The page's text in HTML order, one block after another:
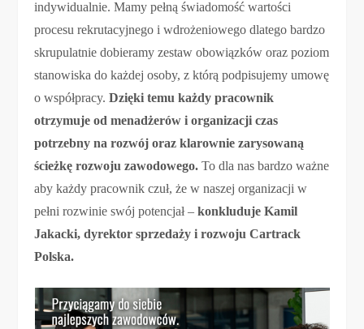
indywidualnie. Mamy pełną świadomość wartości
procesu rekrutacyjnego i wdrożeniowego dlatego bardzo
skrupulatnie dobieramy zestaw obowiązków oraz poziom
stanowiska do każdej osoby, z którą podpisujemy umowę
o współpracy.Dzięki temu każdy pracownik
otrzymuje od menadżerów i organizacji czas
potrzebny na rozwój oraz klarownie zarysowaną
ścieżkę rozwoju zawodowego.To dla nas bardzo ważne
aby każdy pracownik czuł, że w naszej organizacji w
pełni rozwinie swój potencjał –konkluduje Kamil
Jakacki, dyrektor sprzedaży i rozwoju Cartrack
Polska.